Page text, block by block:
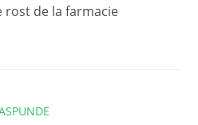
rost de la farmacie